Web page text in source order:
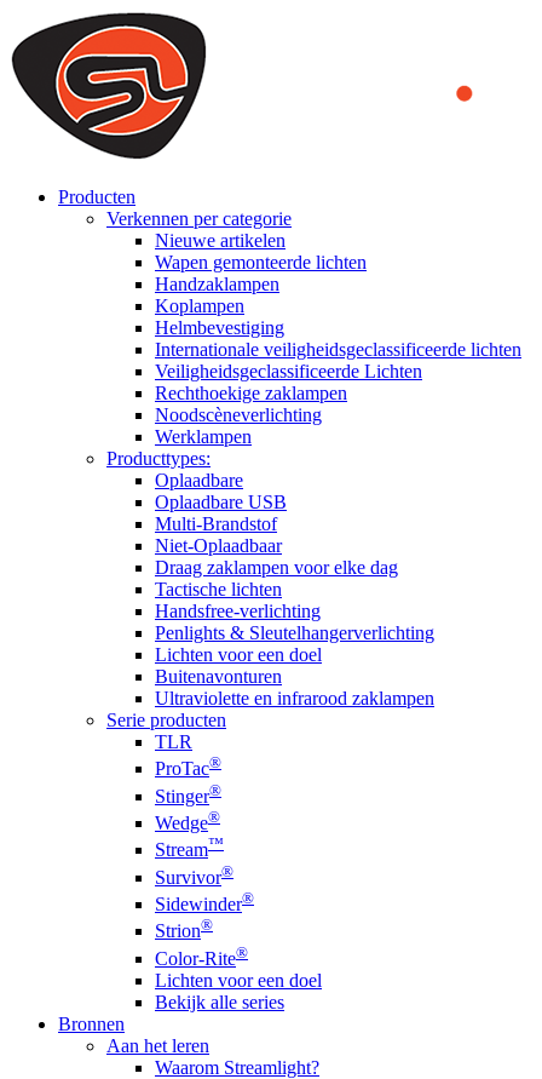
We use cookies to ensure that we provide you the best experience
on our website. By continuing to browse this website, you accept
that cookies are used to help us analyze how the website is used and
to offer you a better experience. To learn more or to find out how
you can disable cookies, you can access our
Producten
Verkennen per categorie
Nieuwe artikelen
Wapen gemonteerde lichten
Handzaklampen
Koplampen
Helmbevestiging
Internationale veiligheidsgeclassificeerde lichten
Veiligheidsgeclassificeerde Lichten
Rechthoekige zaklampen
Noodscèneverlichting
Werklampen
Producttypes:
Oplaadbare
Oplaadbare USB
Multi-Brandstof
Niet-Oplaadbaar
Draag zaklampen voor elke dag
Tactische lichten
Handsfree-verlichting
Penlights & Sleutelhangerverlichting
Lichten voor een doel
Buitenavonturen
Ultraviolette en infrarood zaklampen
Serie producten
TLR
ProTac®
Stinger®
Wedge®
Stream™
Survivor®
Sidewinder®
Strion®
Color-Rite®
Lichten voor een doel
Bekijk alle series
Bronnen
Aan het leren
Waarom Streamlight?